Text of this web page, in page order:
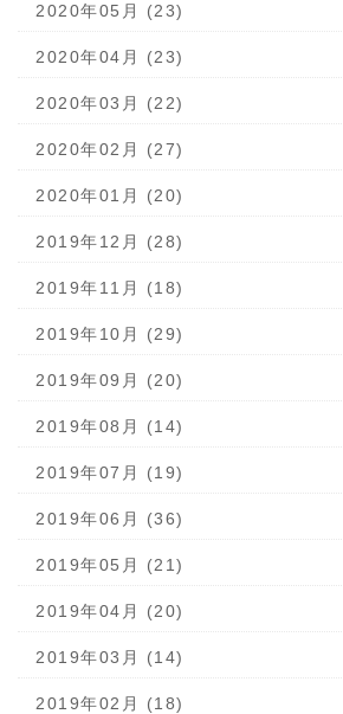
2020年05月 (23)
2020年04月 (23)
2020年03月 (22)
2020年02月 (27)
2020年01月 (20)
2019年12月 (28)
2019年11月 (18)
2019年10月 (29)
2019年09月 (20)
2019年08月 (14)
2019年07月 (19)
2019年06月 (36)
2019年05月 (21)
2019年04月 (20)
2019年03月 (14)
2019年02月 (18)